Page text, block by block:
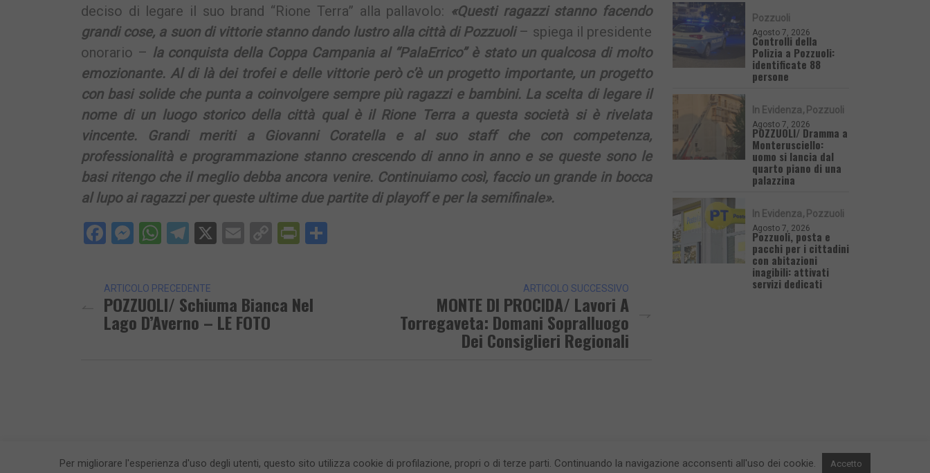
deciso di legare il suo brand “Rione Terra” alla pallavolo: «Questi ragazzi stanno facendo
grandi cose, a suon di vittorie stanno dando lustro alla città di Pozzuoli– spiega il presidente
onorario – la conquista della Coppa Campania al “PalaErrico” è stato un qualcosa di molto
emozionante. Al di là dei trofei e delle vittorie però c’è un progetto importante, un progetto
con basi solide che punta a coinvolgere sempre più ragazzi e bambini. La scelta di legare il
nome di un luogo storico della città qual è il Rione Terra a questa società si è rivelata
vincente. Grandi meriti a Giovanni Coratella e al suo staff che con competenza,
professionalità e programmazione stanno crescendo di anno in anno e se queste sono le
basi ritengo che il meglio debba ancora venire. Continuiamo così, faccio un grande in bocca
al lupo ai ragazzi per queste ultime due partite di playoff e per la semifinale».
Facebook
Messenger
WhatsApp
Telegram
X EmailCopyPrintFriendly
ARTICOLO PRECEDENTE
POZZUOLI/ Schiuma Bianca Nel
Lago D’Averno – LE FOTO
ARTICOLO SUCCESSIVO
MONTE DI PROCIDA/ Lavori A
Torregaveta: Domani Sopralluogo
Dei Consiglieri Regionali
Pozzuoli
Agosto 7, 2026
Controlli della
Polizia a Pozzuoli:
identificate 88
persone
In Evidenza Pozzuoli
Agosto 7, 2026
POZZUOLI/ Dramma a
Monterusciello:
uomo si lancia dal
quarto piano di una
palazzina
In Evidenza Pozzuoli
Agosto 7, 2026
Pozzuoli, posta e
pacchi per i cittadini
con abitazioni
inagibili: attivati
servizi dedicati
Per migliorare l'esperienza d'uso degli utenti, questo sito utilizza cookie di profilazione, propri o di terze parti. Continuando la navigazione acconsenti all'uso dei cookie. Accetto